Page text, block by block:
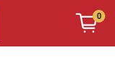
0